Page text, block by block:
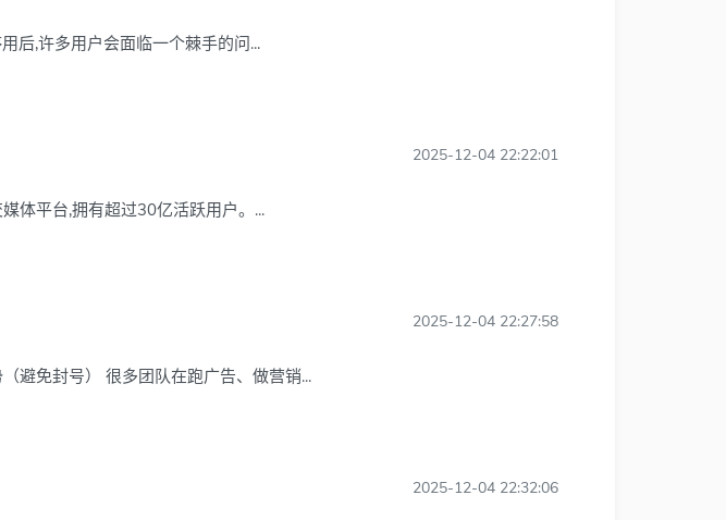
后,许多用户会面临一个棘手的问...
2025-12-04 22:22:01
体平台,拥有超过30亿活跃用户。...
2025-12-04 22:27:58
避免封号） 很多团队在跑广告、做营销...
2025-12-04 22:32:06